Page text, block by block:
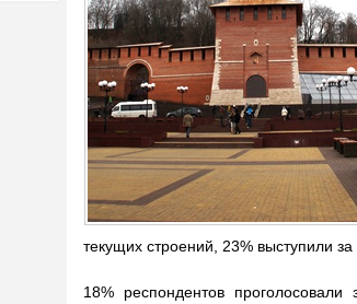
текущих строений, 23% выступили
18% респондентов